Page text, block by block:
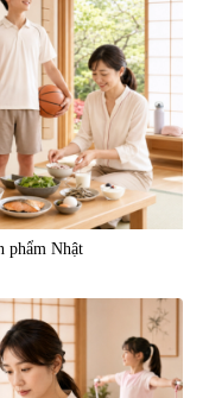
14.560
đ
đột quỵ Biken Kinase
viên
|0
đ
phẩm Nhật